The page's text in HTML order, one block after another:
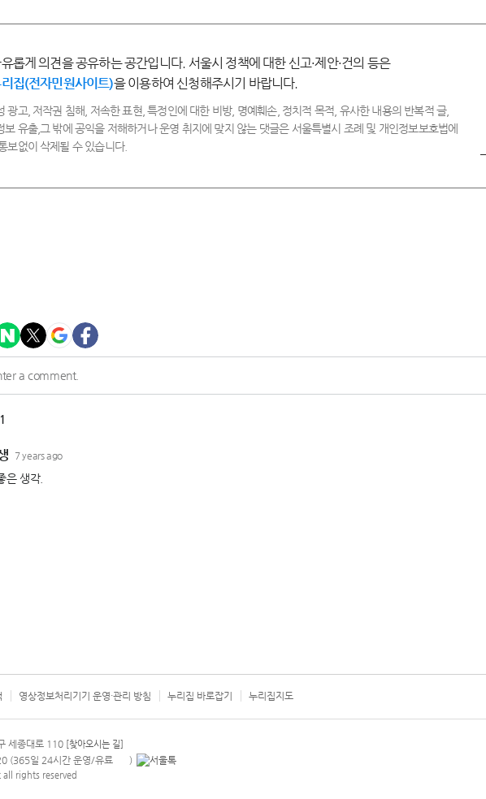
롭게 의견을 공유하는 공간입니다. 서울시 정책에 대한 신고·제안·건의 등은
집(전자민원사이트)을 이용하여 신청해주시기 바랍니다.
광고, 저작권 침해, 저속한 표현, 특정인에 대한 비방, 명예훼손, 정치적 목적, 유사한 내용의 반복적 글,
보 유출,그 밖에 공익을 저해하거나 운영 취지에 맞지 않는 댓글은 서울특별시 조례 및 개인정보보호법에
보없이 삭제될 수 있습니다.
영상정보처리기기 운영·관리 방침 누리집 바로잡기 누리집지도
세종대로 110 [찾아오시는 길]
(365일 24시간 운영/유료 안내팝업 열기
)
rights reserved